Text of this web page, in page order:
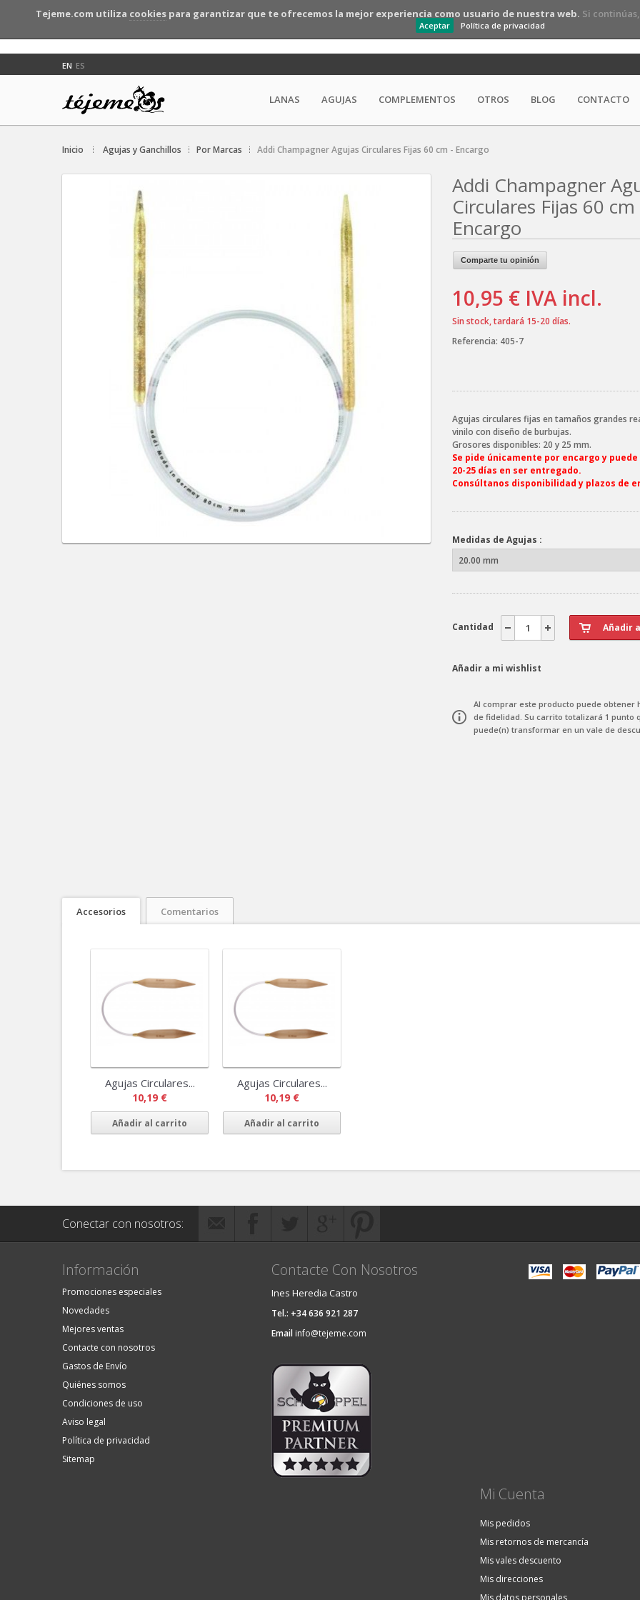
Tejeme.com utiliza cookies para garantizar que te ofrecemos la mejor experiencia como usuario de nuestra web. Si
Aceptar Política de privacidad
EN ES
LANAS AGUJAS COMPLEMENTOS OTROS BLOG CONTACTO
Inicio Agujas y Ganchillos Por Marcas Addi Champagner Agujas Circulares Fijas 60 cm - Encargo
Addi Champagner
Circulares Fijas 60 cm
Encargo
Comparte tu opinión
10,95 € IVA incl.
Sin stock, tardará 15-20 días.
Referencia: 405-7
Agujas circulares fijas en tamaños grandes
vinilo con diseño de burbujas.
Grosores disponibles: 20 y 25 mm.
Se pide únicamente por encargo y
20-25 días en ser entregado.
Consúltanos disponibilidad y plazos de
Medidas de Agujas :
Cantidad
Añadir a mi wishlist
Al comprar este producto puede obtener
de fidelidad. Su carrito totalizará 1 punto
puede(n) transformar en un vale de
Accesorios Comentarios
Agujas Circulares...
10,19 €
Añadir al carrito
Agujas Circulares...
10,19 €
Añadir al carrito
Conectar con nosotros:
Información
Promociones especiales
Novedades
Mejores ventas
Contacte con nosotros
Gastos de Envío
Quiénes somos
Condiciones de uso
Aviso legal
Política de privacidad
Sitemap
Contacte Con Nosotros
Ines Heredia Castro
Tel.: +34 636 921 287
Email info@tejeme.com
Mi Cuenta
Mis pedidos
Mis retornos de mercancía
Mis vales descuento
Mis direcciones
Mis datos personales